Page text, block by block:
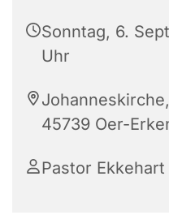
Sonntag, 6.
Uhr
45739 Oer-
Pastor